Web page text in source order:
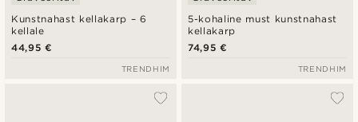
Kunstnahast kellakarp – 6
kellale
44,95 €
TRENDHIM
5-kohaline must kunstnahast
kellakarp
74,95 €
TRENDHIM